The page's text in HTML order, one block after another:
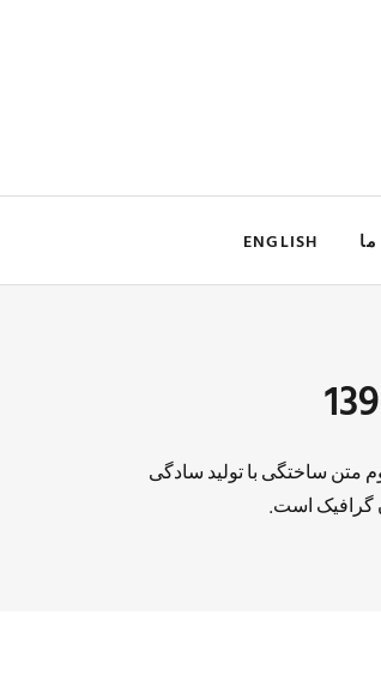
ENGLISH
متن ساختگی با تولید سادگی
گرافیک است.